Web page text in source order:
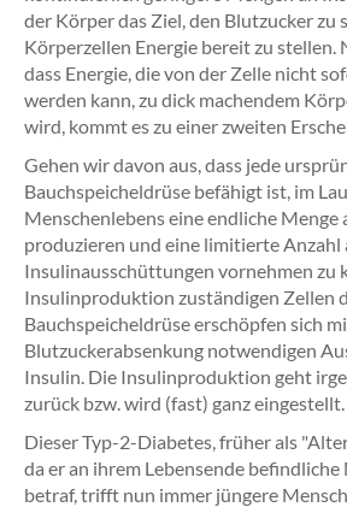
der Körper das Ziel, den Blutzucker zu
Körperzellen Energie bereit zu stellen.
dass Energie, die von der Zelle nicht
werden kann, zu dick machendem
wird, kommt es zu einer zweiten
Gehen wir davon aus, dass jede
Bauchspeicheldrüse befähigt ist, im
Menschenlebens eine endliche Menge
produzieren und eine limitierte Anzahl
Insulinausschüttungen vornehmen zu
Insulinproduktion zuständigen Zellen
Bauchspeicheldrüse erschöpfen sich
Blutzuckerabsenkung notwendigen
Insulin. Die Insulinproduktion geht
zurück bzw. wird (fast) ganz eingestellt.
Dieser Typ-2-Diabetes, früher als
da er an ihrem Lebensende
betraf, trifft nun immer jüngere